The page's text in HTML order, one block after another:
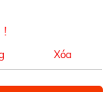
!
Xóa